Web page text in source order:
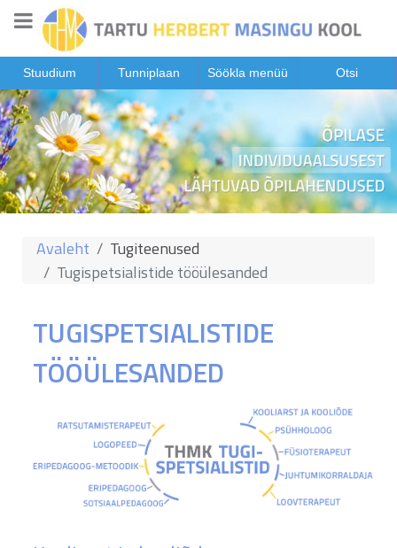
Stuudium Tunniplaan Söökla menüü Otsi
Avaleht
Tugiteenused
Tugispetsialistide tööülesanded
TUGISPETSIALISTIDE
TÖÖÜLESANDED